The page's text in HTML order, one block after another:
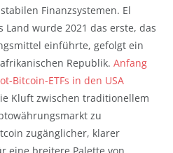
Finanzsystemen. El
Land wurde 2021 das erste, das
einführte, gefolgt ein
Republik. Anfang
Bitcoin-ETFs in den USA
Kluft zwischen traditionellem
zu
zugänglicher, klarer